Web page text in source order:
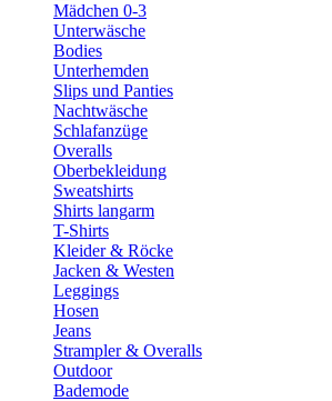
Mädchen 0-3
Unterwäsche
Bodies
Unterhemden
Slips und Panties
Nachtwäsche
Schlafanzüge
Overalls
Oberbekleidung
Sweatshirts
Shirts langarm
T-Shirts
Kleider & Röcke
Jacken & Westen
Leggings
Hosen
Jeans
Strampler & Overalls
Outdoor
Bademode